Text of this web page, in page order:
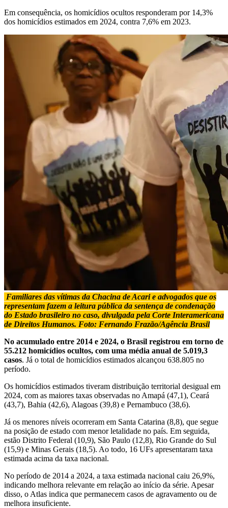
Em consequência, os homicídios ocultos responderam por 14,3%
dos homicídios estimados em 2024, contra 7,6% em 2023.
Familiares das vítimas da Chacina de Acari e advogados que os
representam fazem a leitura pública da sentença de condenação
do Estado brasileiro no caso, divulgada pela Corte Interamericana
de Direitos Humanos. Foto: Fernando Frazão/Agência Brasil
No acumulado entre 2014 e 2024, o Brasil registrou em torno de
55.212 homicídios ocultos, com uma média anual de 5.019,3
casos. Já o total de homicídios estimados alcançou 638.805 no
período.
Os homicídios estimados tiveram distribuição territorial desigual em
2024, com as maiores taxas observadas no Amapá (47,1), Ceará
(43,7), Bahia (42,6), Alagoas (39,8) e Pernambuco (38,6).
Já os menores níveis ocorreram em Santa Catarina (8,8), que segue
na posição de estado com menor letalidade no país. Em seguida,
estão Distrito Federal (10,9), São Paulo (12,8), Rio Grande do Sul
(15,9) e Minas Gerais (18,5). Ao todo, 16 UFs apresentaram taxa
estimada acima da taxa nacional.
No período de 2014 a 2024, a taxa estimada nacional caiu 26,9%,
indicando melhora relevante em relação ao início da série. Apesar
disso, o Atlas indica que permanecem casos de agravamento ou de
melhora insuficiente.